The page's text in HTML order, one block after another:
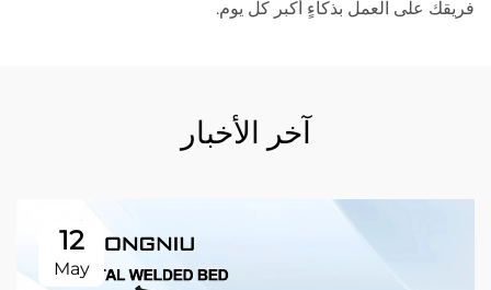
فريقك على العمل بذكاءٍ أكبر كل يوم.
آخر الأخبار
12
May